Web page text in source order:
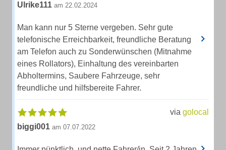
Ulrike111 am 22.02.2024
Man kann nur 5 Sterne vergeben. Sehr gute
telefonische Erreichbarkeit, freundliche Beratung
am Telefon auch zu Sonderwünschen (Mitnahme
eines Rollators), Einhaltung des vereinbarten
Abholtermins, Saubere Fahrzeuge, sehr
freundliche und hilfsbereite Fahrer.
via golocal
biggi001 am 07.07.2022